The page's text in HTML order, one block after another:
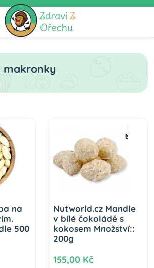
makronky
na
500
Nutworld.cz Mandle
v bílé čokoládě s
kokosem Množství::
200g
155,00 Kč